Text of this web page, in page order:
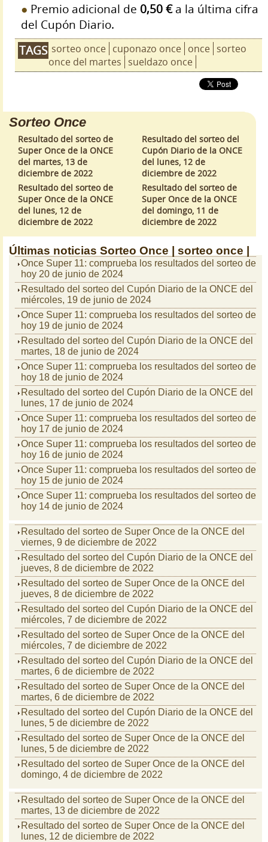
Premio adicional de 0,50 €a la última cifra
del Cupón Diario.
TAGS sorteo once cuponazo once once sorteo
once del martes sueldazo once
Sorteo Once
Resultado del sorteo de
Super Once de la ONCE
del martes, 13 de
diciembre de 2022
Resultado del sorteo del
Cupón Diario de la ONCE
del lunes, 12 de
diciembre de 2022
Resultado del sorteo de
Super Once de la ONCE
del lunes, 12 de
diciembre de 2022
Resultado del sorteo de
Super Once de la ONCE
del domingo, 11 de
diciembre de 2022
Últimas noticias Sorteo Once | sorteo once |
Once Super 11: comprueba los resultados del sorteo de
hoy 20 de junio de 2024
Resultado del sorteo del Cupón Diario de la ONCE del
miércoles, 19 de junio de 2024
Once Super 11: comprueba los resultados del sorteo de
hoy 19 de junio de 2024
Resultado del sorteo del Cupón Diario de la ONCE del
martes, 18 de junio de 2024
Once Super 11: comprueba los resultados del sorteo de
hoy 18 de junio de 2024
Resultado del sorteo del Cupón Diario de la ONCE del
lunes, 17 de junio de 2024
Once Super 11: comprueba los resultados del sorteo de
hoy 17 de junio de 2024
Once Super 11: comprueba los resultados del sorteo de
hoy 16 de junio de 2024
Once Super 11: comprueba los resultados del sorteo de
hoy 15 de junio de 2024
Once Super 11: comprueba los resultados del sorteo de
hoy 14 de junio de 2024
Resultado del sorteo de Super Once de la ONCE del
viernes, 9 de diciembre de 2022
Resultado del sorteo del Cupón Diario de la ONCE del
jueves, 8 de diciembre de 2022
Resultado del sorteo de Super Once de la ONCE del
jueves, 8 de diciembre de 2022
Resultado del sorteo del Cupón Diario de la ONCE del
miércoles, 7 de diciembre de 2022
Resultado del sorteo de Super Once de la ONCE del
miércoles, 7 de diciembre de 2022
Resultado del sorteo del Cupón Diario de la ONCE del
martes, 6 de diciembre de 2022
Resultado del sorteo de Super Once de la ONCE del
martes, 6 de diciembre de 2022
Resultado del sorteo del Cupón Diario de la ONCE del
lunes, 5 de diciembre de 2022
Resultado del sorteo de Super Once de la ONCE del
lunes, 5 de diciembre de 2022
Resultado del sorteo de Super Once de la ONCE del
domingo, 4 de diciembre de 2022
Resultado del sorteo de Super Once de la ONCE del
martes, 13 de diciembre de 2022
Resultado del sorteo de Super Once de la ONCE del
lunes, 12 de diciembre de 2022